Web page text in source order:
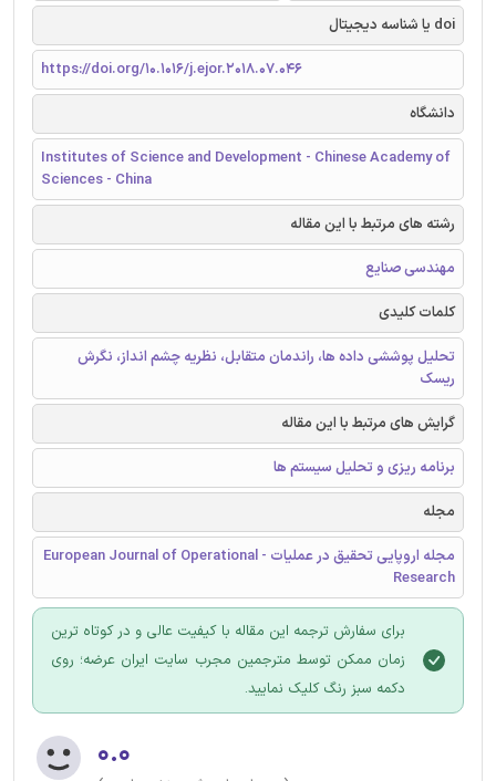
doi یا شناسه دیجیتال
https://doi.org/10.1016/j.ejor.2018.07.046
دانشگاه
Institutes of Science and Development - Chinese Academy of
Sciences - China
رشته های مرتبط با این مقاله
مهندسی صنایع
کلمات کلیدی
تحلیل پوششی داده ها، راندمان متقابل، نظریه چشم انداز، نگرش
ریسک
گرایش های مرتبط با این مقاله
برنامه ریزی و تحلیل سیستم ها
مجله
مجله اروپایی تحقیق در عملیات - European Journal of Operational
Research
برای سفارش ترجمه این مقاله با کیفیت عالی و در کوتاه ترین
زمان ممکن توسط مترجمین مجرب سایت ایران عرضه؛ روی
دکمه سبز رنگ کلیک نمایید.
۰.۰